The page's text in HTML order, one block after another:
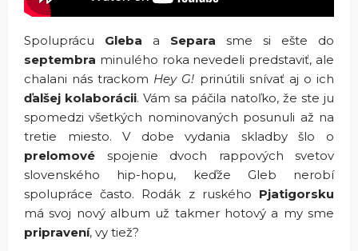
Spoluprácu Gleba a Separa sme si ešte do
septembra minulého roka nevedeli predstaviť, ale
chalani nás trackom Hey G! prinútili snívať aj o ich
ďalšej kolaborácii. Vám sa páčila natoľko, že ste ju
spomedzi všetkých nominovaných posunuli až na
tretie miesto. V dobe vydania skladby šlo o
prelomové spojenie dvoch rappových svetov
slovenského hip-hopu, keďže Gleb nerobí
spolupráce často. Rodák z ruského Pjatigorsku
má svoj nový album už takmer hotový a my sme
pripravení, vy tiež?